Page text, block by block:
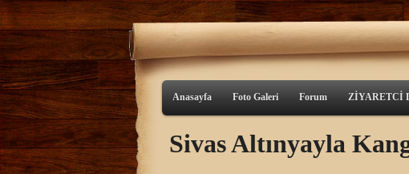
Anasayfa Foto Galeri Forum ZİYARETCİ
Sivas Altınyayla